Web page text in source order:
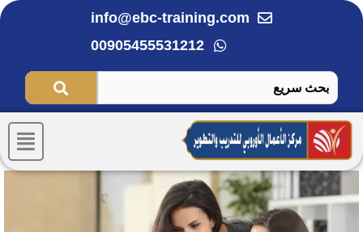
تخطي
info@ebc-training.com
00905455531212